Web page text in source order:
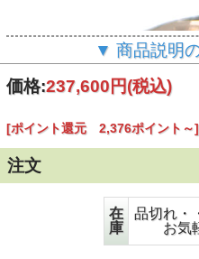
▼ 商品説明
価格:237,600円(税込)
[ポイント還元 2,376ポイント～]
注文
在
庫
品切れ・
お気